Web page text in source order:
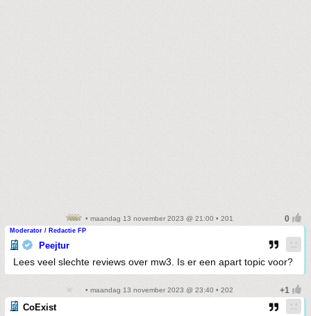
• maandag 13 november 2023 @ 21:00 • 201
Moderator / Redactie FP
Peejtur
Lees veel slechte reviews over mw3. Is er een apart topic voor?
• maandag 13 november 2023 @ 23:40 • 202
CoExist